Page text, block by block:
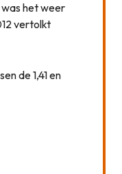
was het weer
vertolkt
de 1,41 en